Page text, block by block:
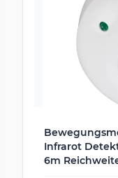
Infrarot
6m